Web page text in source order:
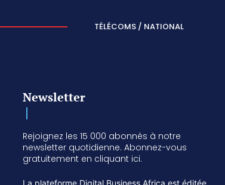
TÉLÉCOMS / NATIONAL
Newsletter
Rejoignez les 15 000 abonnés à notre
newsletter quotidienne. Abonnez-vous
gratuitement en cliquant ici.